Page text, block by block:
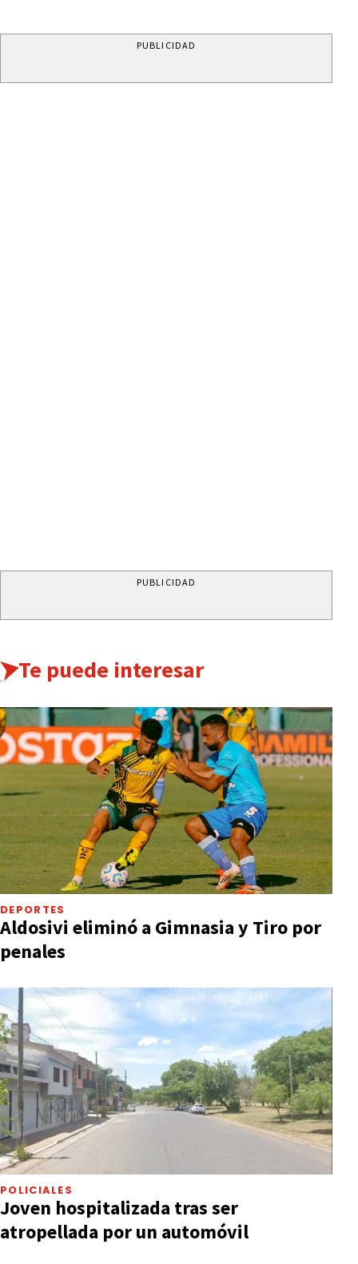
PUBLICIDAD
PUBLICIDAD
Te puede interesar
DEPORTES
Aldosivi eliminó a Gimnasia y Tiro por
penales
POLICIALES
Joven hospitalizada tras ser
atropellada por un automóvil